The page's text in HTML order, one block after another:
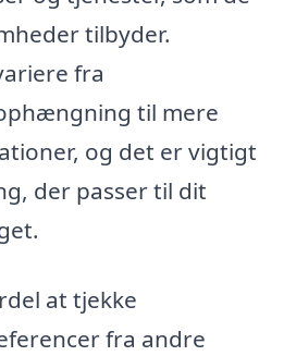
tilbyder.
fra
til mere
og det er vigtigt
der passer til dit
at tjekke
fra andre